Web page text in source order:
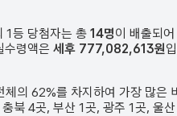
1등 당첨자는 총 14명이 배출되
령액은 세후 777,082,613원
체의 62%를 차지하여 가장 많은
북 4곳, 부산 1곳, 광주 1곳, 울